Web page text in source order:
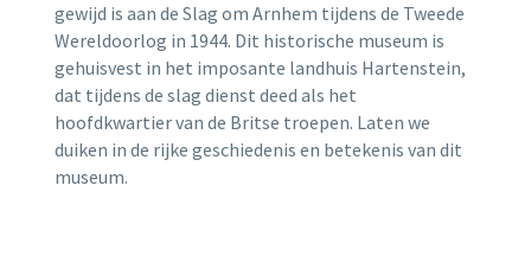
gewijd is aan de Slag om Arnhem tijdens de Tweede
Wereldoorlog in 1944. Dit historische museum is
gehuisvest in het imposante landhuis Hartenstein,
dat tijdens de slag dienst deed als het
hoofdkwartier van de Britse troepen. Laten we
duiken in de rijke geschiedenis en betekenis van dit
museum.